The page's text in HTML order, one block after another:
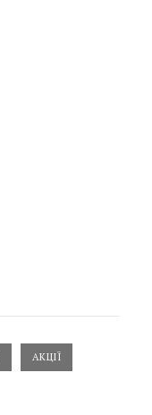
АКЦІЇ